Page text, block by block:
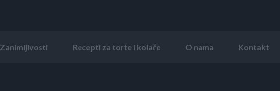
Zanimljivosti Recepti za torte i kolače O nama Kontakt